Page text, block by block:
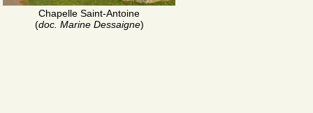
Chapelle Saint-Antoine
(doc. Marine Dessaigne)